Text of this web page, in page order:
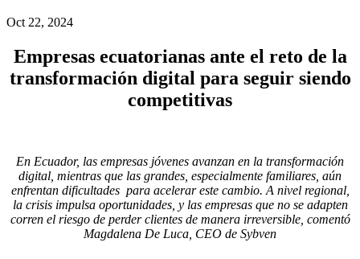
Oct 22, 2024
Empresas ecuatorianas ante el reto de la
transformación digital para seguir siendo
competitivas
En Ecuador, las empresas jóvenes avanzan en la transformación
digital, mientras que las grandes, especialmente familiares, aún
enfrentan dificultades para acelerar este cambio. A nivel regional,
la crisis impulsa oportunidades, y las empresas que no se adapten
corren el riesgo de perder clientes de manera irreversible, comentó
Magdalena De Luca, CEO de Sybven